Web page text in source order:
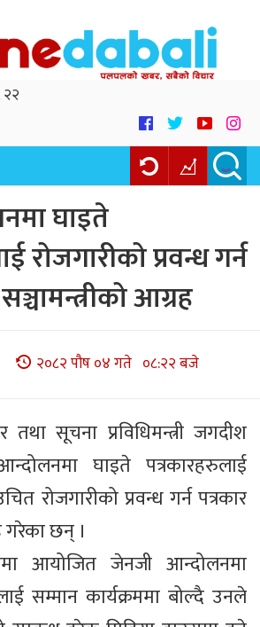
२२
घाइते
रोजगारीको प्रवन्ध गर्न
आग्रह
२०८२ पौष ०४ गते ०८:२२ बजे
तथा सूचना प्रविधिमन्त्री जगदीश
घाइते पत्रकारहरुलाई
रोजगारीको प्रवन्ध गर्न पत्रकार
छन् ।
आयोजित जेनजी आन्दोलनमा
सम्मान कार्यक्रममा बोल्दै उनले